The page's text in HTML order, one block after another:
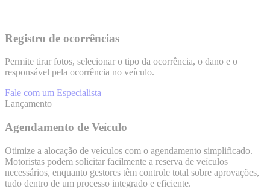
Registro de ocorrências
Permite tirar fotos, selecionar o tipo da ocorrência, o dano e o
responsável pela ocorrência no veículo.
Fale com um Especialista
Lançamento
Agendamento de Veículo
Otimize a alocação de veículos com o agendamento simplificado.
Motoristas podem solicitar facilmente a reserva de veículos
necessários, enquanto gestores têm controle total sobre aprovações,
tudo dentro de um processo integrado e eficiente.